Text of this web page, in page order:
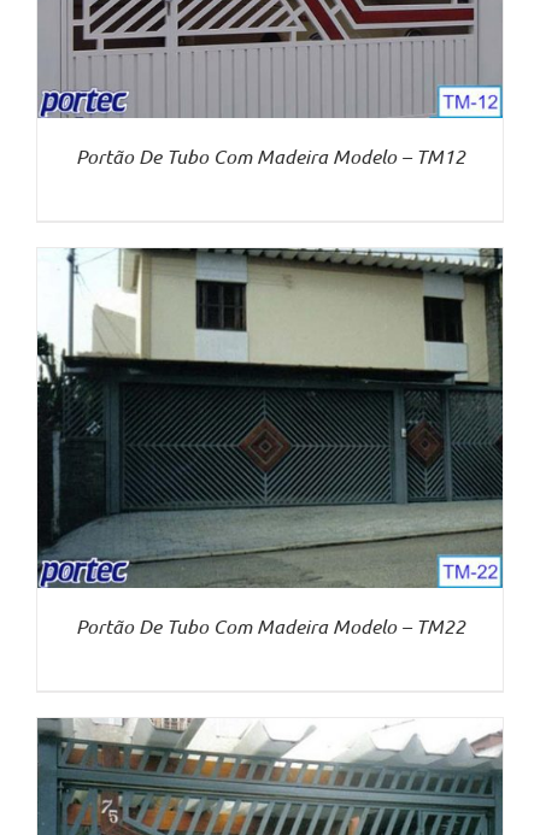
Portão De Tubo Com Madeira Modelo – TM12
Portão De Tubo Com Madeira Modelo – TM22